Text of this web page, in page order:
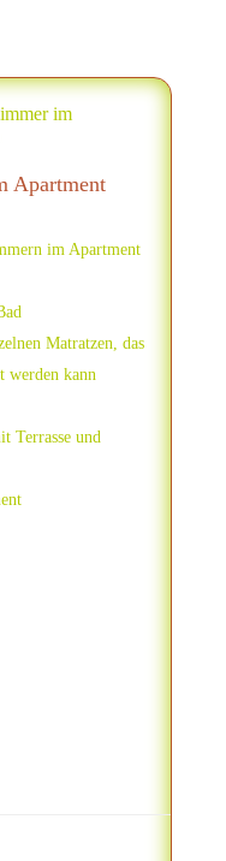
im
Apartment
im Apartment
Matratzen, das
werden kann
Terrasse und